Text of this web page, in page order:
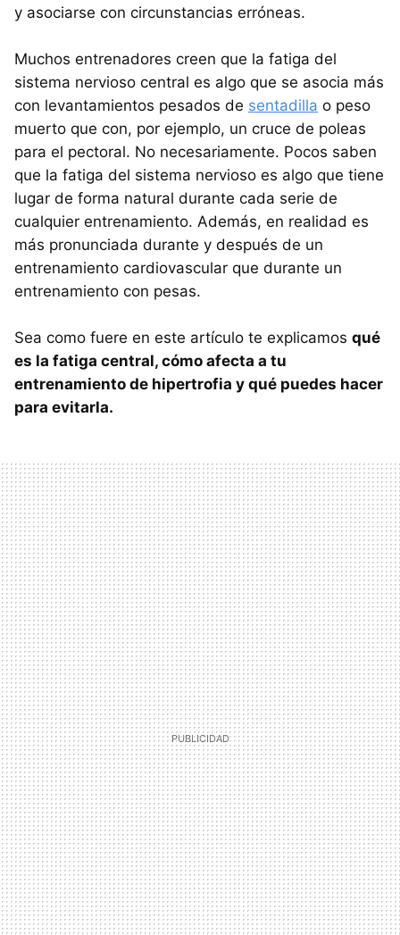
y asociarse con circunstancias erróneas.
Muchos entrenadores creen que la fatiga del
sistema nervioso central es algo que se asocia más
con levantamientos pesados de sentadilla o peso
muerto que con, por ejemplo, un cruce de poleas
para el pectoral. No necesariamente. Pocos saben
que la fatiga del sistema nervioso es algo que tiene
lugar de forma natural durante cada serie de
cualquier entrenamiento. Además, en realidad es
más pronunciada durante y después de un
entrenamiento cardiovascular que durante un
entrenamiento con pesas.
Sea como fuere en este artículo te explicamos qué
es la fatiga central, cómo afecta a tu
entrenamiento de hipertrofia y qué puedes hacer
para evitarla.